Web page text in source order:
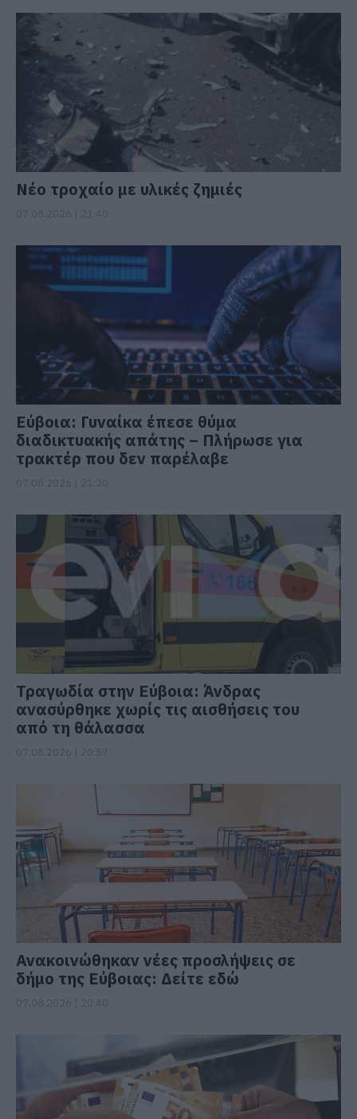
Νέο τροχαίο με υλικές ζημιές
Εύβοια: Γυναίκα έπεσε θύμα
διαδικτυακής απάτης – Πλήρωσε για
τρακτέρ που δεν παρέλαβε
Τραγωδία στην Εύβοια: Άνδρας
ανασύρθηκε χωρίς τις αισθήσεις του
από τη θάλασσα
Ανακοινώθηκαν νέες προσλήψεις σε
δήμο της Εύβοιας: Δείτε εδώ